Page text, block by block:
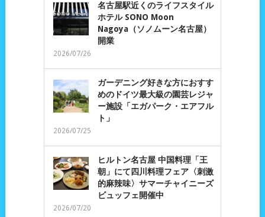
名古屋駅近くのライフスタイル
ホテル SONO Moon
Nagoya（ソノムーン名古屋）
開業
2026/07/26
ガーデニング好きな方におすす
めのドイツ最大級の園芸レジャ
ー施設「エガパーク・エアフル
ト」
2026/07/25
ヒルトン名古屋 中国料理「王
朝」にて四川料理フェア〈刺激
的麻辣味〉サマーチャイニーズ
ビュッフェ開催中
2026/07/20